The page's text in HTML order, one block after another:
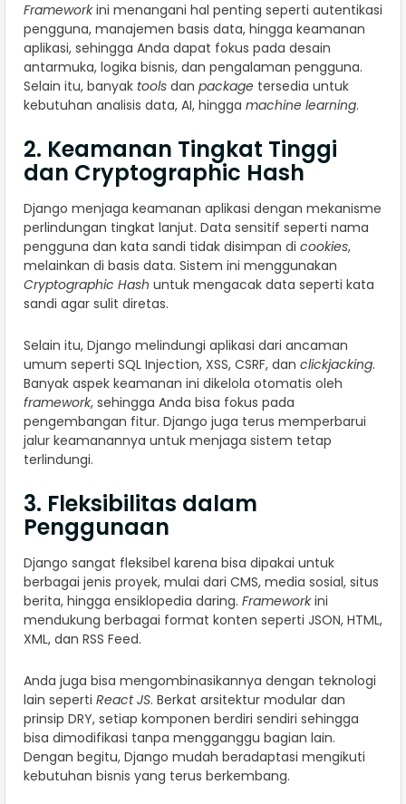
Frameworkini menangani hal penting seperti autentikasi
pengguna, manajemen basis data, hingga keamanan
aplikasi, sehingga Anda dapat fokus pada desain
antarmuka, logika bisnis, dan pengalaman pengguna.
Selain itu, banyak tools dan package tersedia untuk
kebutuhan analisis data, AI, hingga machine learning.
2. Keamanan Tingkat Tinggi
dan Cryptographic Hash
Django menjaga keamanan aplikasi dengan mekanisme
perlindungan tingkat lanjut. Data sensitif seperti nama
pengguna dan kata sandi tidak disimpan di cookies,
melainkan di basis data. Sistem ini menggunakan
Cryptographic Hash untuk mengacak data seperti kata
sandi agar sulit diretas.
Selain itu, Django melindungi aplikasi dari ancaman
umum seperti SQL Injection, XSS, CSRF, dan clickjacking.
Banyak aspek keamanan ini dikelola otomatis oleh
framework, sehingga Anda bisa fokus pada
pengembangan fitur. Django juga terus memperbarui
jalur keamanannya untuk menjaga sistem tetap
terlindungi.
3. Fleksibilitas dalam
Penggunaan
Django sangat fleksibel karena bisa dipakai untuk
berbagai jenis proyek, mulai dari CMS, media sosial, situs
berita, hingga ensiklopedia daring. Frameworkini
mendukung berbagai format konten seperti JSON, HTML,
XML, dan RSS Feed.
Anda juga bisa mengombinasikannya dengan teknologi
lain seperti React JS. Berkat arsitektur modular dan
prinsip DRY, setiap komponen berdiri sendiri sehingga
bisa dimodifikasi tanpa mengganggu bagian lain.
Dengan begitu, Django mudah beradaptasi mengikuti
kebutuhan bisnis yang terus berkembang.